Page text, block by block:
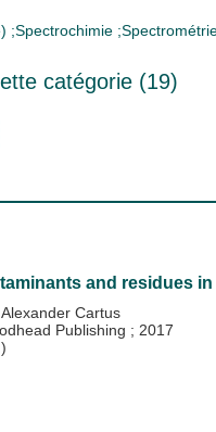
;Spectrochimie
catégorie (19)
and residues in
Alexander Cartus
Publishing ; 2017